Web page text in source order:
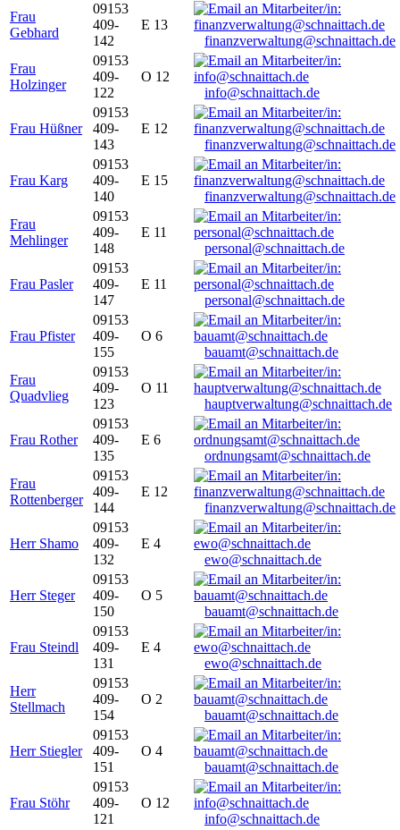
Frau
Gebhard
09153
409-
142
E 13
finanzverwaltung@schnaittach.de
Frau
Holzinger
09153
409-
122
O 12
info@schnaittach.de
Frau Hüßner
09153
409-
143
E 12
finanzverwaltung@schnaittach.de
Frau Karg
09153
409-
140
E 15
finanzverwaltung@schnaittach.de
Frau
Mehlinger
09153
409-
148
E 11
personal@schnaittach.de
Frau Pasler
09153
409-
147
E 11
personal@schnaittach.de
Frau Pfister
09153
409-
155
O 6
bauamt@schnaittach.de
Frau
Quadvlieg
09153
409-
123
O 11
hauptverwaltung@schnaittach.de
Frau Rother
09153
409-
135
E 6
ordnungsamt@schnaittach.de
Frau
Rottenberger
09153
409-
144
E 12
finanzverwaltung@schnaittach.de
Herr Shamo
09153
409-
132
E 4
ewo@schnaittach.de
Herr Steger
09153
409-
150
O 5
bauamt@schnaittach.de
Frau Steindl
09153
409-
131
E 4
ewo@schnaittach.de
Herr
Stellmach
09153
409-
154
O 2
bauamt@schnaittach.de
Herr Stiegler
09153
409-
151
O 4
bauamt@schnaittach.de
Frau Stöhr
09153
409-
121
O 12
info@schnaittach.de